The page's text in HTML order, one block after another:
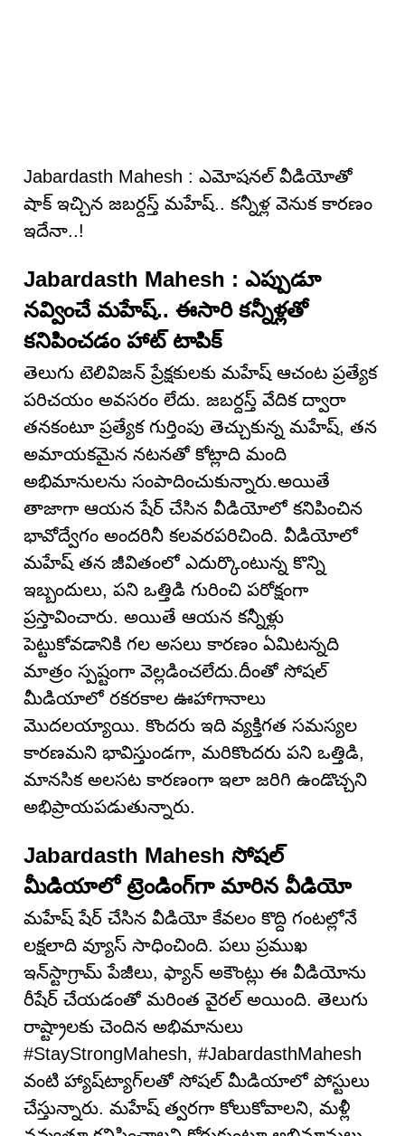
Jabardasth Mahesh : ఎమోషనల్ వీడియోతో
షాక్ ఇచ్చిన జబర్దస్త్ మహేష్.. కన్నీళ్ల వెనుక కారణం
ఇదేనా..!
Jabardasth Mahesh : ఎప్పుడూ
నవ్వించే మహేష్.. ఈసారి కన్నీళ్లతో
కనిపించడం హాట్ టాపిక్
తెలుగు టెలివిజన్ ప్రేక్షకులకు మహేష్ ఆచంట ప్రత్యేక
పరిచయం అవసరం లేదు. జబర్దస్త్ వేదిక ద్వారా
తనకంటూ ప్రత్యేక గుర్తింపు తెచ్చుకున్న మహేష్, తన
అమాయకమైన నటనతో కోట్లాది మంది
అభిమానులను సంపాదించుకున్నారు.అయితే
తాజాగా ఆయన షేర్ చేసిన వీడియోలో కనిపించిన
భావోద్వేగం అందరినీ కలవరపరిచింది. వీడియోలో
మహేష్ తన జీవితంలో ఎదుర్కొంటున్న కొన్ని
ఇబ్బందులు, పని ఒత్తిడి గురించి పరోక్షంగా
ప్రస్తావించారు. అయితే ఆయన కన్నీళ్లు
పెట్టుకోవడానికి గల అసలు కారణం ఏమిటన్నది
మాత్రం స్పష్టంగా వెల్లడించలేదు.దీంతో సోషల్
మీడియాలో రకరకాల ఊహాగానాలు
మొదలయ్యాయి. కొందరు ఇది వ్యక్తిగత సమస్యల
కారణమని భావిస్తుండగా, మరికొందరు పని ఒత్తిడి,
మానసిక అలసట కారణంగా ఇలా జరిగి ఉండొచ్చని
అభిప్రాయపడుతున్నారు.
Jabardasth Mahesh సోషల్
మీడియాలో ట్రెండింగ్‌గా మారిన వీడియో
మహేష్ షేర్ చేసిన వీడియో కేవలం కొద్ది గంటల్లోనే
లక్షలాది వ్యూస్ సాధించింది. పలు ప్రముఖ
ఇన్‌స్టాగ్రామ్ పేజీలు, ఫ్యాన్ అకౌంట్లు ఈ వీడియోను
రీషేర్ చేయడంతో మరింత వైరల్ అయింది. తెలుగు
రాష్ట్రాలకు చెందిన అభిమానులు
#StayStrongMahesh, #JabardasthMahesh
వంటి హ్యాష్‌ట్యాగ్‌లతో సోషల్ మీడియాలో పోస్టులు
చేస్తున్నారు. మహేష్ త్వరగా కోలుకోవాలని, మళ్లీ